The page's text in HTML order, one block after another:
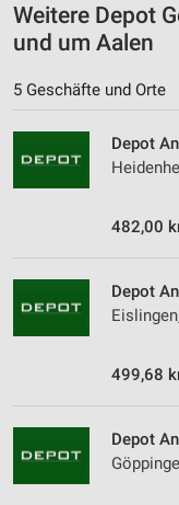
Weitere Depot
und um Aalen
5 Geschäfte und Orte
Depot
482,00
Depot
499,68
Depot